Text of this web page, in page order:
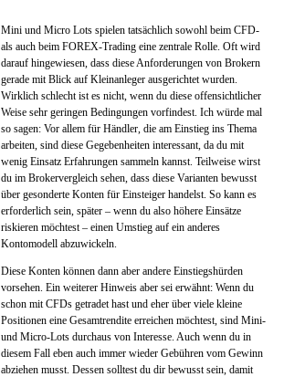
Mini und Micro Lots spielen tatsächlich sowohl beim CFD-
als auch beim FOREX-Trading eine zentrale Rolle. Oft wird
darauf hingewiesen, dass diese Anforderungen von Brokern
gerade mit Blick auf Kleinanleger ausgerichtet wurden.
Wirklich schlecht ist es nicht, wenn du diese offensichtlicher
Weise sehr geringen Bedingungen vorfindest. Ich würde mal
so sagen: Vor allem für Händler, die am Einstieg ins Thema
arbeiten, sind diese Gegebenheiten interessant, da du mit
wenig Einsatz Erfahrungen sammeln kannst. Teilweise wirst
du im Brokervergleich sehen, dass diese Varianten bewusst
über gesonderte Konten für Einsteiger handelst. So kann es
erforderlich sein, später – wenn du also höhere Einsätze
riskieren möchtest – einen Umstieg auf ein anderes
Kontomodell abzuwickeln.
Diese Konten können dann aber andere Einstiegshürden
vorsehen. Ein weiterer Hinweis aber sei erwähnt: Wenn du
schon mit CFDs getradet hast und eher über viele kleine
Positionen eine Gesamtrendite erreichen möchtest, sind Mini-
und Micro-Lots durchaus von Interesse. Auch wenn du in
diesem Fall eben auch immer wieder Gebühren vom Gewinn
abziehen musst. Dessen solltest du dir bewusst sein, damit